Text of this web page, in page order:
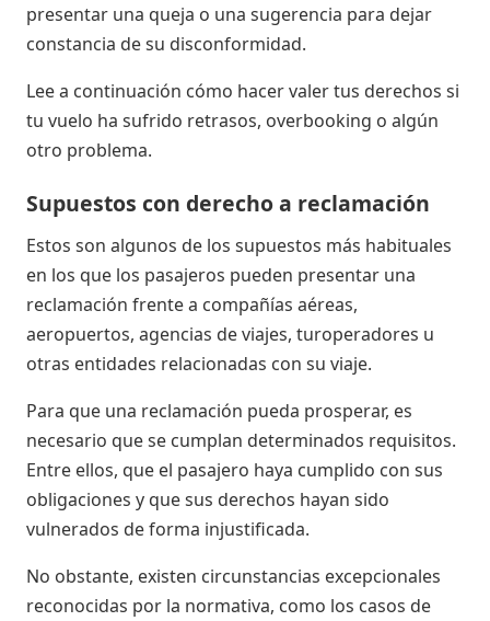
presentar una queja o una sugerencia para dejar
constancia de su disconformidad.
Lee a continuación cómo hacer valer tus derechos si
tu vuelo ha sufrido retrasos, overbooking o algún
otro problema.
Supuestos con derecho a reclamación
Estos son algunos de los supuestos más habituales
en los que los pasajeros pueden presentar una
reclamación frente a compañías aéreas,
aeropuertos, agencias de viajes, turoperadores u
otras entidades relacionadas con su viaje.
Para que una reclamación pueda prosperar, es
necesario que se cumplan determinados requisitos.
Entre ellos, que el pasajero haya cumplido con sus
obligaciones y que sus derechos hayan sido
vulnerados de forma injustificada.
No obstante, existen circunstancias excepcionales
reconocidas por la normativa, como los casos de